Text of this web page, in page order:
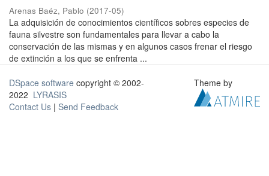
Arenas Baéz, Pablo (2017-05)
La adquisición de conocimientos científicos sobres especies de
fauna silvestre son fundamentales para llevar a cabo la
conservación de las mismas y en algunos casos frenar el riesgo
de extinción a los que se enfrenta ...
DSpace software copyright © 2002-
2022 LYRASIS
Contact Us | Send Feedback
Theme by